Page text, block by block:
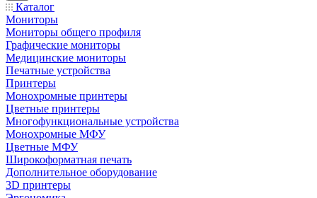
Каталог
Мониторы
Мониторы общего профиля
Графические мониторы
Медицинские мониторы
Печатные устройства
Принтеры
Моноxромныe принтеры
Цвeтныe принтеры
Многофункциональные устройства
Монохромные МФУ
Цветные МФУ
Широкоформатная печать
Дополнительное оборудование
3D принтеры